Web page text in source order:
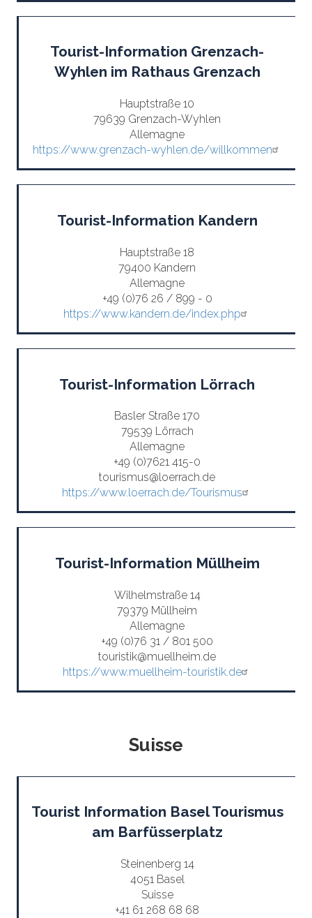
Tourist-Information Grenzach-
Wyhlen im Rathaus Grenzach
Hauptstraße 10
79639 Grenzach-Wyhlen
Allemagne
https://www.grenzach-wyhlen.de/willkommen
Tourist-Information Kandern
Hauptstraße 18
79400 Kandern
Allemagne
+49 (0)76 26 / 899 - 0
https://www.kandern.de/index.php
Tourist-Information Lörrach
Basler Straße 170
79539 Lörrach
Allemagne
+49 (0)7621 415-0
tourismus@loerrach.de
https://www.loerrach.de/Tourismus
Tourist-Information Müllheim
Wilhelmstraße 14
79379 Müllheim
Allemagne
+49 (0)76 31 / 801 500
touristik@muellheim.de
https://www.muellheim-touristik.de
Suisse
Tourist Information Basel Tourismus
am Barfüsserplatz
Steinenberg 14
4051 Basel
Suisse
+41 61 268 68 68